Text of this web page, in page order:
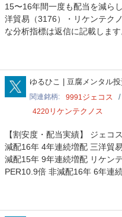
15〜16年間一度も配当を減ら
洋貿易（3176）・リケンテク
な分析指標は返信に記載します
tofu_asset
ゆるひこ | 豆腐メンタル
関連銘柄
9991ジェコス
4220 リケンテクノス
【割安度・配当実績】 ジェコ
減配16年 4年連続増配 三洋貿
減配15年 9年連続増配 リケン
PER10.9倍 非減配16年 6年連